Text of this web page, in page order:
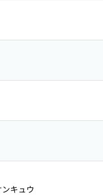
キュウ